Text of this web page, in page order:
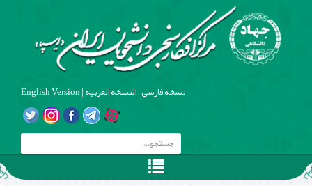
نسخه فارسی|النسخه العربیه|
English Version